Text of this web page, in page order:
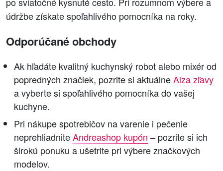
údržbe získate spoľahlivého pomocníka na roky.
Odporúčané obchody
Ak hľadáte kvalitný kuchynský robot alebo mixér od
popredných značiek, pozrite si aktuálneAlza zľavy
a vyberte si spoľahlivého pomocníka do vašej
kuchyne.
Pri nákupe spotrebičov na varenie i pečenie
neprehliadniteAndreashop kupón – pozrite si ich
širokú ponuku a ušetrite pri výbere značkových
modelov.